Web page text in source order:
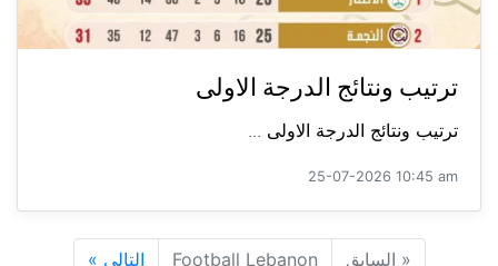
ترتيب ونتائج الدرجة الاولى
ترتيب ونتائج الدرجة الاولى ...
25-07-2026 10:45 am
« السابق Football Lebanon التالي »